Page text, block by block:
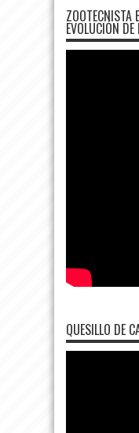
ZOOTECNISTA
EVOLUCIÓN
QUESILLO DE